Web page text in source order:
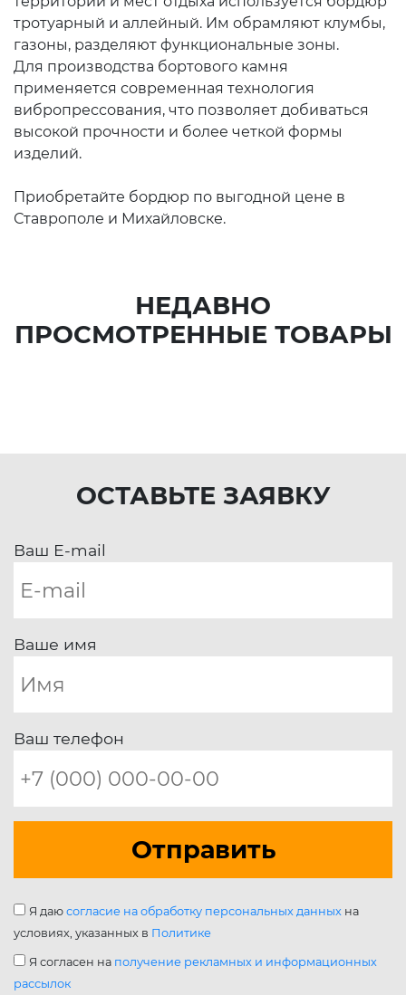
тротуарный и аллейный. Им обрамляют клумбы,
газоны, разделяют функциональные зоны.
Для производства бортового камня
применяется современная технология
вибропрессования, что позволяет добиваться
высокой прочности и более четкой формы
изделий.
Приобретайте бордюр по выгодной цене в
Ставрополе и Михайловске.
НЕДАВНО
ПРОСМОТРЕННЫЕ ТОВАРЫ
ОСТАВЬТЕ ЗАЯВКУ
Ваш E-mail
Ваше имя
Ваш телефон
Отправить
Я даю согласие на обработку персональных данных на
условиях, указанных в Политике
Я согласен на получение рекламных и информационных
рассылок